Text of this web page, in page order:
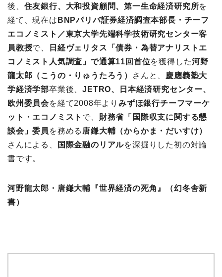
後、 住友銀行、大和投資顧問、第一生命経済研究所を
経て、現在は BNPパリバ証券経済調査本部長・チーフ
エコノミスト／東京大学先端科学技術研究センター客
員教授で、
日経ヴェリタス「債券・為替アナリストエ
コノミスト人気調査」で通算11回首位を獲得した河野
龍太郎（こうの・りゅうたろう）
さんと、
慶應義塾大
学経済学部卒業後、JETRO、日本経済研究センター、
欧州委員会を経て2008年より みずほ銀行チーフマーケ
ット・エコノミスト で、 財務省「国際収支に関する懇
談会」委員 を務める 唐鎌大輔（からかま・だいすけ）
さんによる、
国際金融のリアルを深掘りした初の対論
書です。
河野龍太郎・唐鎌大輔『世界経済の死角』（幻冬舎新
書）